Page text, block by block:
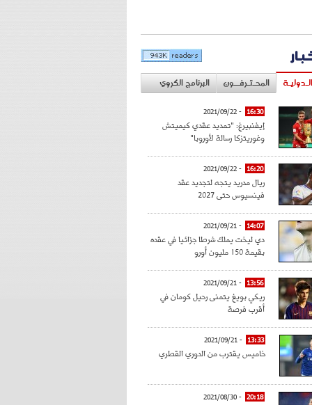
المحـتـرفــون البرنامج الكروي
16:30
- 2021/09/22
إيفنبيرغ: "تمديد عقدي كيميتش
وغوريتزكا رسالة لأوروبا"
16:20
- 2021/09/22
ريال مدريد يتجه لتجديد عقد
فينسيوس حتى 2027
14:07
- 2021/09/21
دي ليخت يملك شرطا جزائيا في عقده
بقيمة 150 مليون أورو
13:56
- 2021/09/21
ريكي بويغ يتمنى رحيل كومان في
أقرب فرصة
13:33
- 2021/09/21
خاميس يقترب من الدوري القطري
20:18
- 2021/08/30